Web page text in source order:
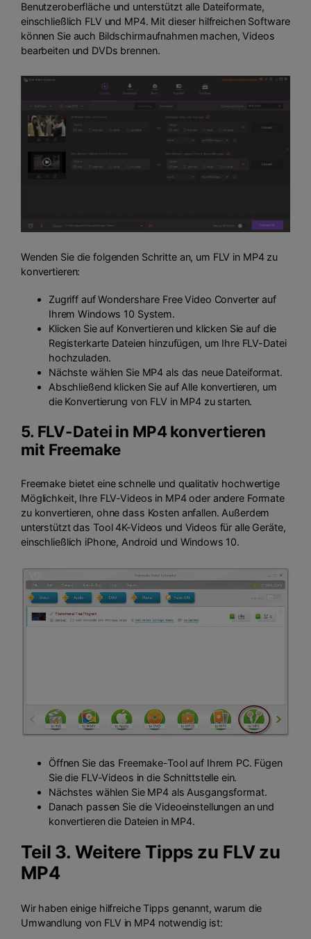
Benutzeroberfläche und unterstützt alle Dateiformate,
einschließlich FLV und MP4. Mit dieser hilfreichen Software
können Sie auch Bildschirmaufnahmen machen, Videos
bearbeiten und DVDs brennen.
Wenden Sie die folgenden Schritte an, um FLV in MP4 zu
konvertieren:
Zugriff auf Wondershare Free Video Converter auf
Ihrem Windows 10 System.
Klicken Sie auf Konvertieren und klicken Sie auf die
Registerkarte Dateien hinzufügen, um Ihre FLV-Datei
hochzuladen.
Nächste wählen Sie MP4 als das neue Dateiformat.
Abschließend klicken Sie auf Alle konvertieren, um
die Konvertierung von FLV in MP4 zu starten.
5. FLV-Datei in MP4 konvertieren
mit Freemake
Freemake bietet eine schnelle und qualitativ hochwertige
Möglichkeit, Ihre FLV-Videos in MP4 oder andere Formate
zu konvertieren, ohne dass Kosten anfallen. Außerdem
unterstützt das Tool 4K-Videos und Videos für alle Geräte,
einschließlich iPhone, Android und Windows 10.
Öffnen Sie das Freemake-Tool auf Ihrem PC. Fügen
Sie die FLV-Videos in die Schnittstelle ein.
Nächstes wählen Sie MP4 als Ausgangsformat.
Danach passen Sie die Videoeinstellungen an und
konvertieren die Dateien in MP4.
Teil 3. Weitere Tipps zu FLV zu
MP4
Wir haben einige hilfreiche Tipps genannt, warum die
Umwandlung von FLV in MP4 notwendig ist: